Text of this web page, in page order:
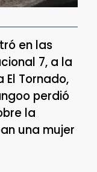
en las
7, a la
Tornado,
perdió
la
una mujer